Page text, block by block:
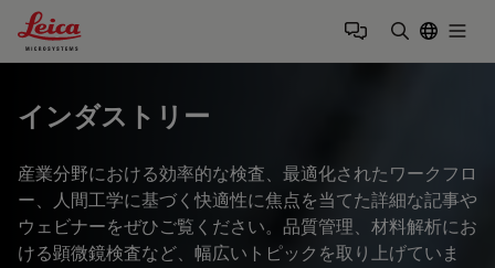
Leica Microsystems Logo
インダストリー
産業分野における効率的な検査、最適化されたワークフロ
ー、人間工学に基づく快適性に焦点を当てた詳細な記事や
ウェビナーをぜひご覧ください。品質管理、材料解析にお
ける顕微鏡検査など、幅広いトピックを取り上げていま